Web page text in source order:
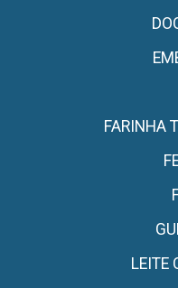
FARINHA
LEITE